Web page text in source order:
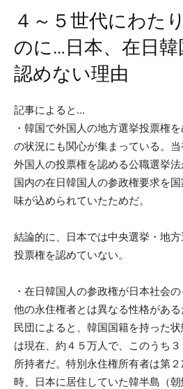
４～５世代にわた
のに…日本、在日
認めない理由
記事によると…
・韓国で外国人の地方選挙投票権
の状況にも関心が集まっている。
外国人の投票権を認める公職選挙
国内の在日韓国人の参政権要求を
味が込められていたためだ。
結論的に、日本では中央選挙・地
投票権を認めていない。
・在日韓国人の参政権が日本社会
他の永住権者とは異なる性格があ
民団によると、韓国国籍を持った
は現在、約４５万人で、このうち３
所持者だ。特別永住権所有者は第
時、日本に居住していた韓半島（